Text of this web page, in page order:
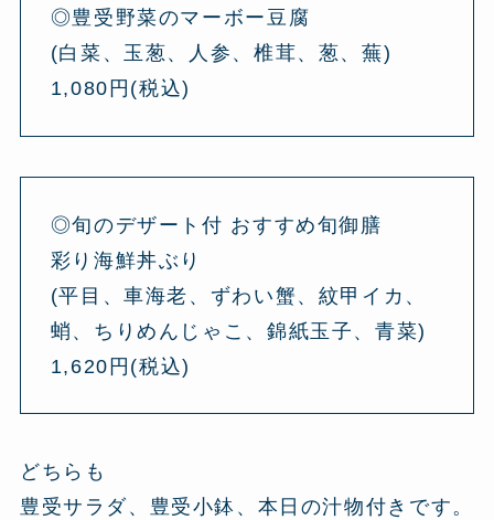
◎豊受野菜のマーボー豆腐
(白菜、玉葱、人参、椎茸、葱、蕪)
1,080円(税込)
◎旬のデザート付 おすすめ旬御膳
彩り海鮮丼ぶり
(平目、車海老、ずわい蟹、紋甲イカ、
蛸、ちりめんじゃこ、錦紙玉子、青菜)
1,620円(税込)
どちらも
豊受サラダ、豊受小鉢、本日の汁物付きです。